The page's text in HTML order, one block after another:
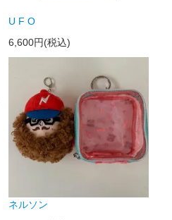
U F O
6,600円(税込)
ネルソン